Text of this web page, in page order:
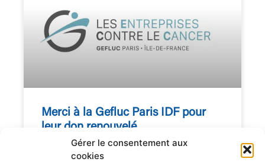
Gérer le consentement aux
cookies
Merci à la Gefluc Paris IDF pour
leur don renouvelé
Lire la suite